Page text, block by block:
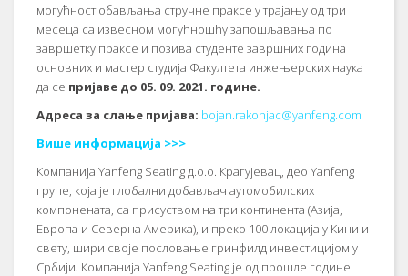
могућност обављања стручне праксе у трајању од три
месеца са извесном могућношћу запошљавања по
завршетку праксе и позива студенте завршних година
основних и мастер студија Факултета инжењерских наука
да се пријаве до 05. 09. 2021. године.
Адреса за слање пријава: bojan.rakonjac@yanfeng.com
Више информација >>>
Компанија Yanfeng Seating д.о.о. Крагујевац, део Yanfeng
групе, која је глобални добављач аутомобилских
компонената, са присуством на три континента (Азија,
Европа и Северна Америка), и преко 100 локација у Кини и
свету, шири своје пословање гринфилд инвестицијом у
Србији. Компанија Yanfeng Seating је од прошле године